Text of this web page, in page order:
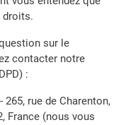
droits.
sur le
contacter notre
:
rue de Charenton,
France (nous vous